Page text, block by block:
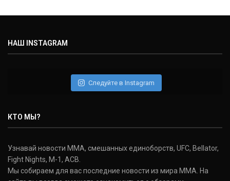
НАШ INSTAGRAM
Следуйте в Instagram
КТО МЫ?
Узнавай новости ММА, смешанных единоборств, UFC, Bellator,
Fight Nights, M-1, ACB.
Мы собираем для вас последние новости из мира ММА. На